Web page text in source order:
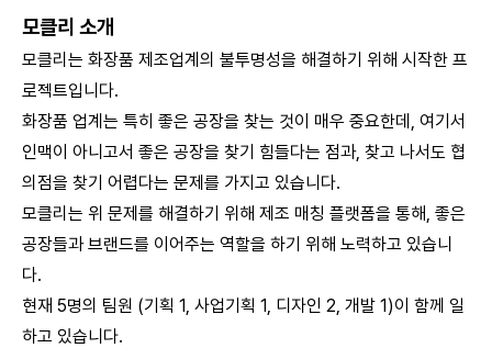
모클리 소개
모클리는 화장품 제조업계의 불투명성을 해결하기 위해 시작한 프
로젝트입니다.
화장품 업계는 특히 좋은 공장을 찾는 것이 매우 중요한데, 여기서
인맥이 아니고서 좋은 공장을 찾기 힘들다는 점과, 찾고 나서도 협
의점을 찾기 어렵다는 문제를 가지고 있습니다.
모클리는 위 문제를 해결하기 위해 제조 매칭 플랫폼을 통해, 좋은
공장들과 브랜드를 이어주는 역할을 하기 위해 노력하고 있습니
다.
현재 5명의 팀원 (기획 1, 사업기획 1, 디자인 2, 개발 1)이 함께 일
하고 있습니다.